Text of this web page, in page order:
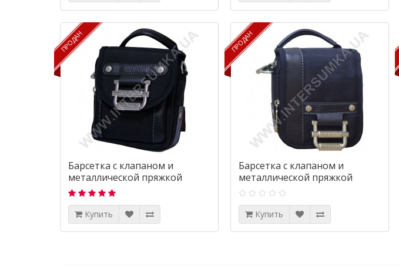
ПРОДАН
ПРОДАН
Барсетка с клапаном и
металлической пряжкой
Numanni 8007
Купить
ПРОДАН
ПРОДАН
Барсетка с клапаном и
металлической пряжкой
Numanni 8010
Купить